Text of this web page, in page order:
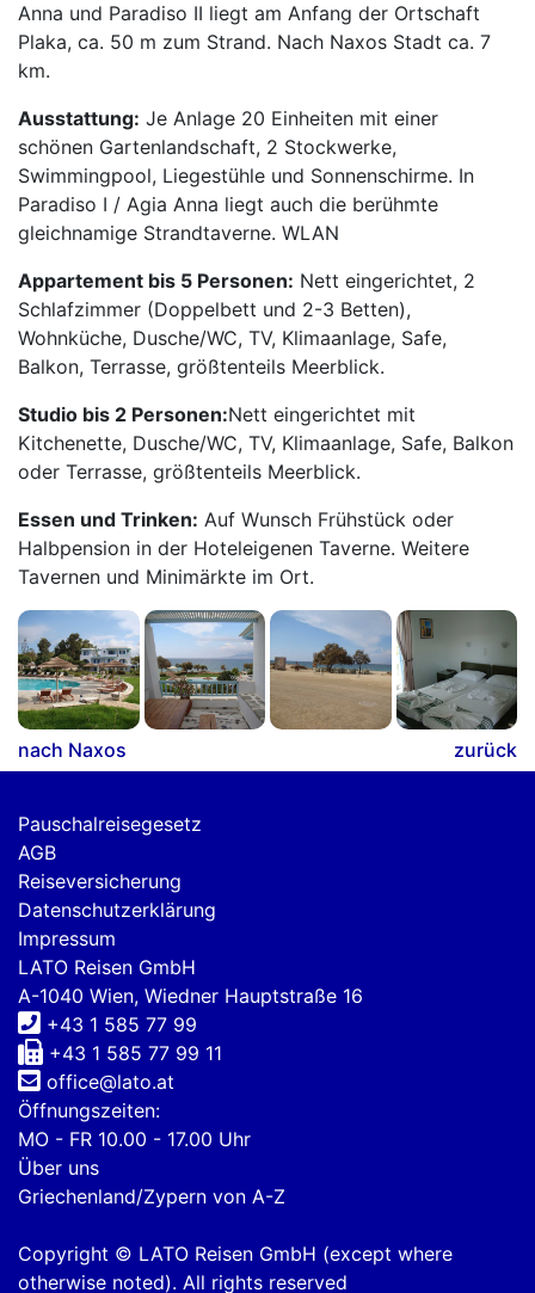
Anna und Paradiso II liegt am Anfang der Ortschaft
Plaka, ca. 50 m zum Strand. Nach Naxos Stadt ca. 7
km.
Ausstattung: Je Anlage 20 Einheiten mit einer
schönen Gartenlandschaft, 2 Stockwerke,
Swimmingpool, Liegestühle und Sonnenschirme. In
Paradiso I / Agia Anna liegt auch die berühmte
gleichnamige Strandtaverne. WLAN
Appartement bis 5 Personen: Nett eingerichtet, 2
Schlafzimmer (Doppelbett und 2-3 Betten),
Wohnküche, Dusche/WC, TV, Klimaanlage, Safe,
Balkon, Terrasse, größtenteils Meerblick.
Studio bis 2 Personen:Nett eingerichtet mit
Kitchenette, Dusche/WC, TV, Klimaanlage, Safe, Balkon
oder Terrasse, größtenteils Meerblick.
Essen und Trinken: Auf Wunsch Frühstück oder
Halbpension in der Hoteleigenen Taverne. Weitere
Tavernen und Minimärkte im Ort.
nach Naxos zurück
Pauschalreisegesetz
AGB
Reiseversicherung
Datenschutzerklärung
Impressum
LATO Reisen GmbH
A-1040 Wien, Wiedner Hauptstraße 16
+43 1 585 77 99
+43 1 585 77 99 11
office@lato.at
Öffnungszeiten:
MO - FR 10.00 - 17.00 Uhr
Über uns
Griechenland/Zypern von A-Z
Copyright © LATO Reisen GmbH (except where
otherwise noted). All rights reserved